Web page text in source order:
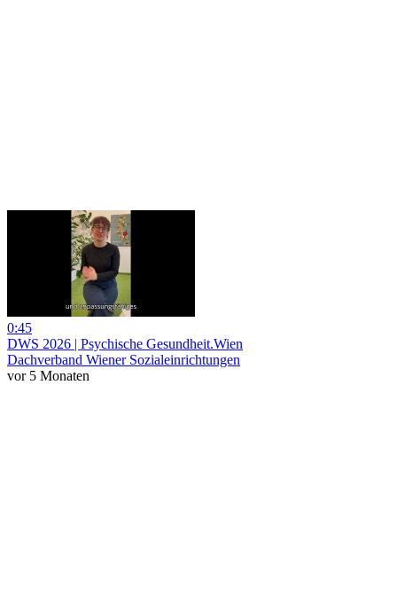
0:45
DWS 2026 | Psychische Gesundheit.Wien
Dachverband Wiener Sozialeinrichtungen
vor 5 Monaten